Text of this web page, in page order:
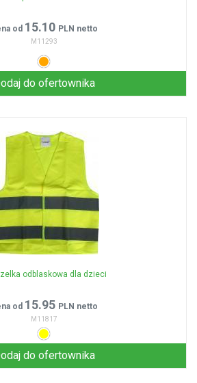
od 15.10 PLN netto
M11293
do ofertownika
odblaskowa dla dzieci
od 15.95 PLN netto
M11817
do ofertownika